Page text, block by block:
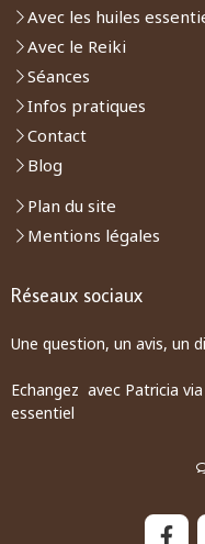
Avec les huiles
Avec le Reiki
Séances
Infos pratiques
Contact
Blog
Plan du site
Mentions légales
Réseaux sociaux
Une question, un avis, un
Echangez avec Patricia
essentiel